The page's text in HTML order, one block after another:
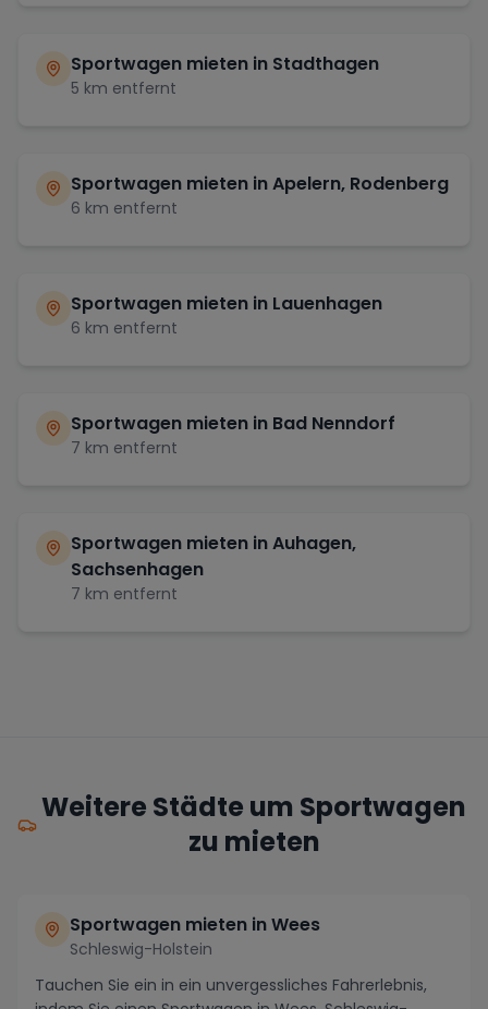
Sportwagen mieten in Stadthagen
5 km entfernt
Sportwagen mieten inApelern, Rodenberg
6 km entfernt
Sportwagen mieten in Lauenhagen
6 km entfernt
Sportwagen mieten in Bad Nenndorf
7 km entfernt
Sportwagen mieten inAuhagen,
Sachsenhagen
7 km entfernt
Weitere Städte um Sportwagen
zu mieten
Sportwagen mieten in Wees
Schleswig-Holstein
Tauchen Sie ein in ein unvergessliches Fahrerlebnis,